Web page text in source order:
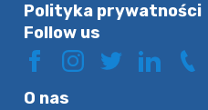
Polityka prywatności
Follow us
O nas